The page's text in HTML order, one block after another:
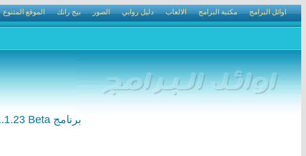
اوائل البرامج مكتبة البرامج الالعاب دليل روابي الصور بيج رانك الموقع المتنوع
برنامج VSO DVD Converter Ultimate 2.1.1.23 Beta لتحويل ملفات فيديو DVD